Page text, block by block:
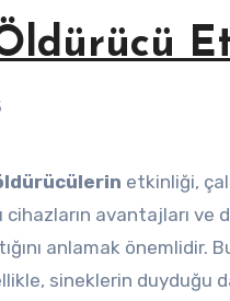
etkinliği,
avantajları
anlamak önemlidir.
sineklerin duyduğu